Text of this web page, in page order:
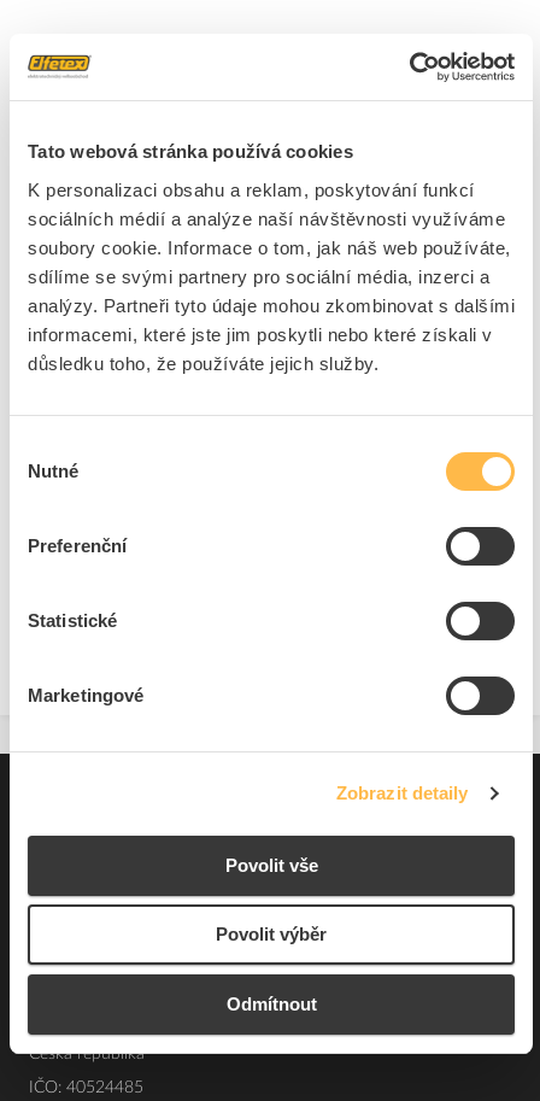
Tato webová stránka používá cookies
K personalizaci obsahu a reklam, poskytování funkcí
sociálních médií a analýze naší návštěvnosti využíváme
soubory cookie. Informace o tom, jak náš web používáte,
sdílíme se svými partnery pro sociální média, inzerci a
analýzy. Partneři tyto údaje mohou zkombinovat s dalšími
informacemi, které jste jim poskytli nebo které získali v
důsledku toho, že používáte jejich služby.
souhlasu
Nutné
Preferenční
Statistické
Marketingové
Zobrazit detaily
Povolit vše
Povolit výběr
Odmítnout
Řadit podle
MCLED Svítidlo LED CALIPSO 45W 3800/1900lm
Kód ELFETEX
11.232.584
8595607128148
Kód výrobce
ML-511.600.65.0
Značka
MCLED
Cena s DPH 2 110,65 Kč/ks
Přidat k porovnání
O nás
Plzeň 312 00
Česká republika
IČO: 40524485